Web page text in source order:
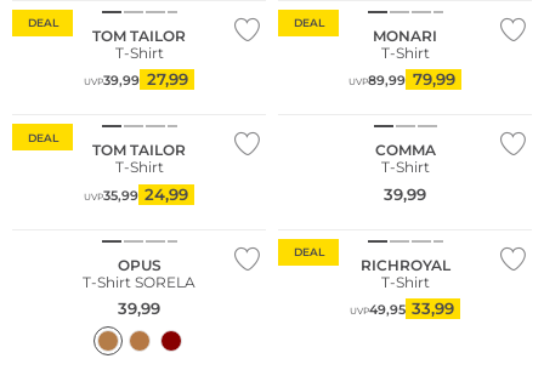
DEAL
TOM TAILOR
T-Shirt
UVP39,99 27,99
DEAL
MONARI
T-Shirt
UVP89,99 79,99
DEAL
TOM TAILOR
T-Shirt
UVP35,99 24,99
COMMA
T-Shirt
39,99
OPUS
T-Shirt SORELA
39,99
DEAL
RICHROYAL
T-Shirt
UVP49,95 33,99
Große Größen